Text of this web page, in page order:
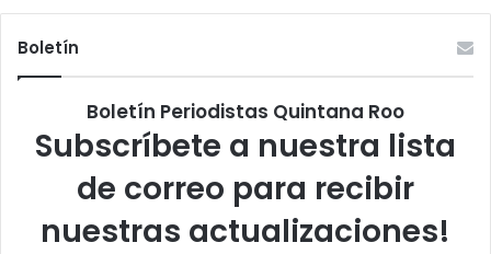
Boletín
Boletín Periodistas Quintana Roo
Subscríbete a nuestra lista
de correo para recibir
nuestras actualizaciones!